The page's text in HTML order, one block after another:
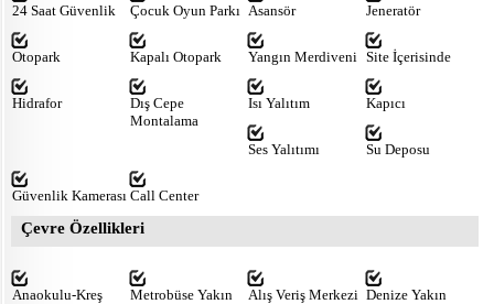
24 Saat Güvenlik Çocuk Oyun Parkı Asansör Jeneratör
Otopark Kapalı Otopark Yangın Merdiveni Site İçerisinde
Hidrafor
Dış Cepe
Montalama
Isı Yalıtım Kapıcı
Ses Yalıtımı Su Deposu
Güvenlik Kamerası Call Center
Çevre Özellikleri
Anaokulu-Kreş Metrobüse Yakın Alış Veriş Merkezi Denize Yakın